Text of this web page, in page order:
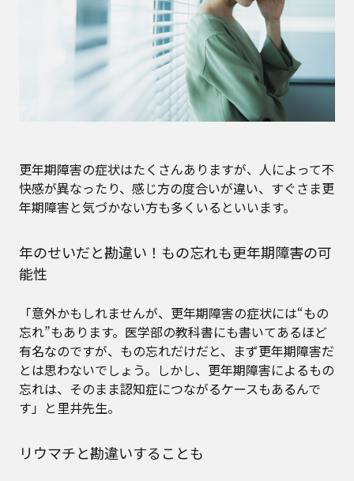
更年期障害の症状はたくさんありますが、人によって不
快感が異なったり、感じ方の度合いが違い、すぐさま更
年期障害と気づかない方も多くいるといいます。
年のせいだと勘違い！もの忘れも更年期障害の可
能性
「意外かもしれませんが、更年期障害の症状には“もの
忘れ”もあります。医学部の教科書にも書いてあるほど
有名なのですが、もの忘れだけだと、まず更年期障害だ
とは思わないでしょう。しかし、更年期障害によるもの
忘れは、そのまま認知症につながるケースもあるんで
す」と里井先生。
リウマチと勘違いすることも